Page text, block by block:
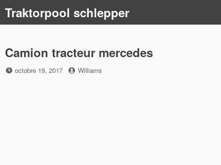
content
Traktorpool schlepper
Camion tracteur mercedes
Posted
octobre 19, 2017 by
Williams